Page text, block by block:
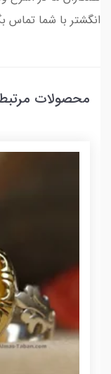
انگشتر با شما تماس
محصولات